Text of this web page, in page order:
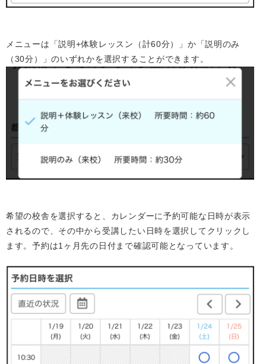
メニューは「説明+体験レッスン（計60分）」か「説明のみ
（30分）」のいずれかを選択することができます。
希望の校舎を選択すると、カレンダーに予約可能な日時が表示
されるので、その中から受講したい日時を選択してクリックし
ます。予約は1ヶ月先の日付まで確認可能となっています。